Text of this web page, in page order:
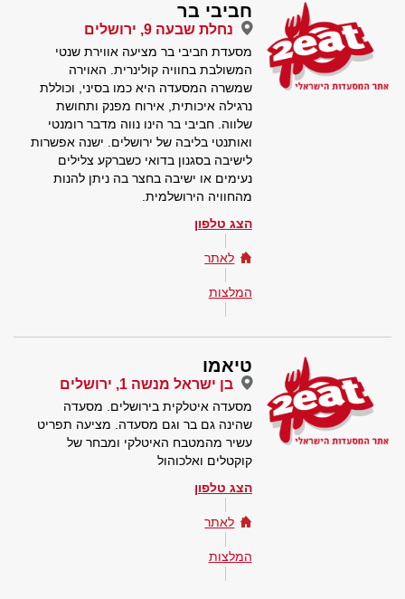
חביבי בר
נחלת שבעה 9, ירושלים
מסעדת חביבי בר מציעה אווירת שנטי
המשולבת בחוויה קולינרית. האוירה
שמשרה המסעדה היא כמו בסיני, וכוללת
נרגילה איכותית, אירוח מפנק ותחושת
שלווה. חביבי בר הינו נווה מדבר רומנטי
ואותנטי בליבה של ירושלים. ישנה אפשרות
לישיבה בסגנון בדואי כשברקע צלילים
נעימים או ישיבה בחצר בה ניתן להנות
מהחוויה הירושלמית.
הצג טלפון
לאתר
המלצות
טיאמו
בן ישראל מנשה 1, ירושלים
מסעדה איטלקית בירושלים. מסעדה
שהינה גם בר וגם מסעדה. מציעה תפריט
עשיר מהמטבח האיטלקי ומבחר של
קוקטלים ואלכוהול
הצג טלפון
לאתר
המלצות